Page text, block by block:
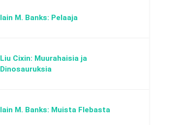
Iain M. Banks: Pelaaja
Liu Cixin: Muurahaisia ja
Dinosauruksia
Iain M. Banks: Muista Flebasta